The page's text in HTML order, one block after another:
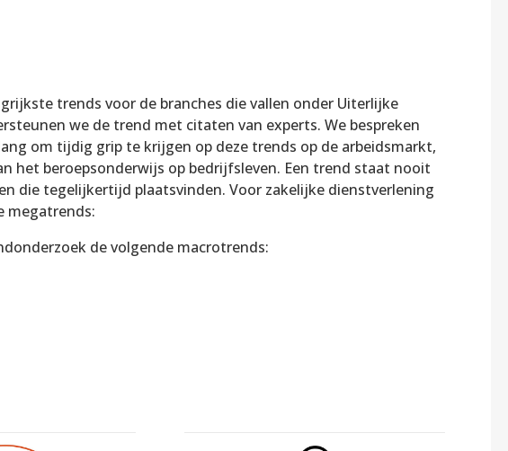
trends voor de branches die vallen onder Uiterlijke
we de trend met citaten van experts. We bespreken
om tijdig grip te krijgen op deze trends op de arbeidsmarkt,
het beroepsonderwijs op bedrijfsleven. Een trend staat nooit
die tegelijkertijd plaatsvinden. Voor zakelijke dienstverlening
megatrends:
de volgende macrotrends: